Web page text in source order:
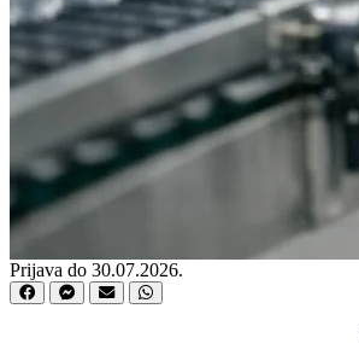
Prijava do 30.07.2026.